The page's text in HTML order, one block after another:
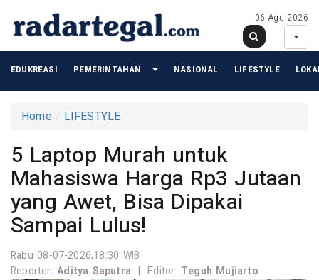
06 Agu 2026
EDUKREASI PEMERINTAHAN NASIONAL LIFESTYLE
Home LIFESTYLE
5 Laptop Murah untuk
Mahasiswa Harga Rp3 Jutaan
yang Awet, Bisa Dipakai
Sampai Lulus!
Rabu 08-07-2026,18:30 WIB
Reporter:Aditya Saputra | Editor: Teguh Mujiarto